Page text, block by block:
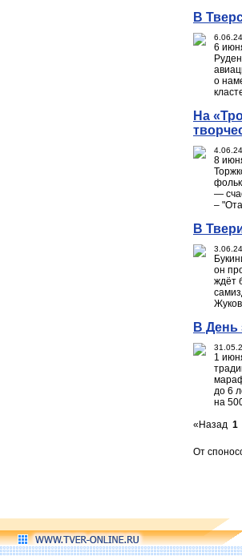
В
6
о
На
8
—
–
В
он
ждёт
В День
1
до 6
на
«Назад 1
От